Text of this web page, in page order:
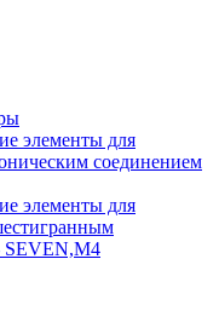
элементы для
соединением
элементы для
SEVEN,M4